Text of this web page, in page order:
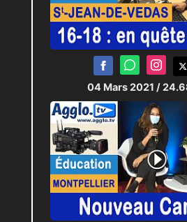
04 Mars 2021 /